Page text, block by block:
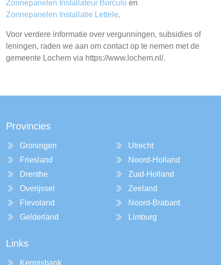
Zonnepanelen Installateur Borculo en
Zonnepanelen Installatie Lettele.
Voor verdere informatie over vergunningen, subsidies of
leningen, raden we aan om contact op te nemen met de
gemeente Lochem via https://www.lochem.nl/.
Provincies
Groningen
Friesland
Drenthe
Overijssel
Flevoland
Gelderland
Utrecht
Noord-Holland
Zuid-Holland
Zeeland
Noord-Brabant
Limburg
Links
Kennisbank